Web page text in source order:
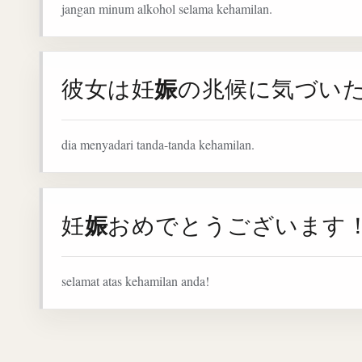
jangan minum alkohol selama kehamilan.
彼女は妊娠の兆候に気づい
dia menyadari tanda-tanda kehamilan.
妊娠おめでとうございます
selamat atas kehamilan anda!